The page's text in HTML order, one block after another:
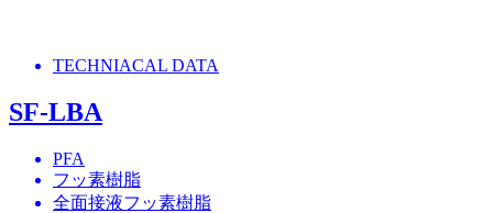
TECHNIACAL DATA
SF-LBA
PFA
フッ素樹脂
全面接液フッ素樹脂